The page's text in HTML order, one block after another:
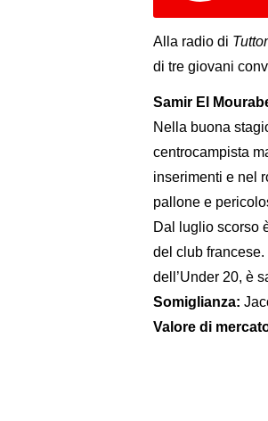
Alla radio di
di tre giovani
Samir El
Nella buona
centrocampista
inserimenti e nel
pallone e
Dal luglio scorso
del club
dell’Under 20, è
Somiglianza:
Valore di